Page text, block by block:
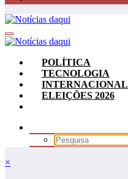
POLÍTICA
TECNOLOGIA
INTERNACIONAL
ELEIÇÕES 2026
×